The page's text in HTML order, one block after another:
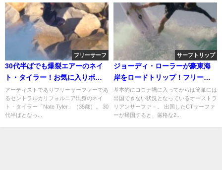
フリーサーフ
30代半ばでも爆裂エアーのネイ
ト・タイラー！お気に入りボー
ドモデルについても
アーティストでありフリーサーファーであ
るセントラルカリフォルニア出身のネイ
ト・タイラー「Nate Tyler」（35歳）。 30
代半ばとなっ...
サーフトリップ
ジョーディ・ローラーが豪東海
岸をロードトリップ！フリーサ
ーフィン動画
基本的にコロナ禍に入ってからは簡単には
出国できない状況となっているオーストラ
リアンサーファ－。 出国したCTサーファ
ーが帰国すると、厳格な2...